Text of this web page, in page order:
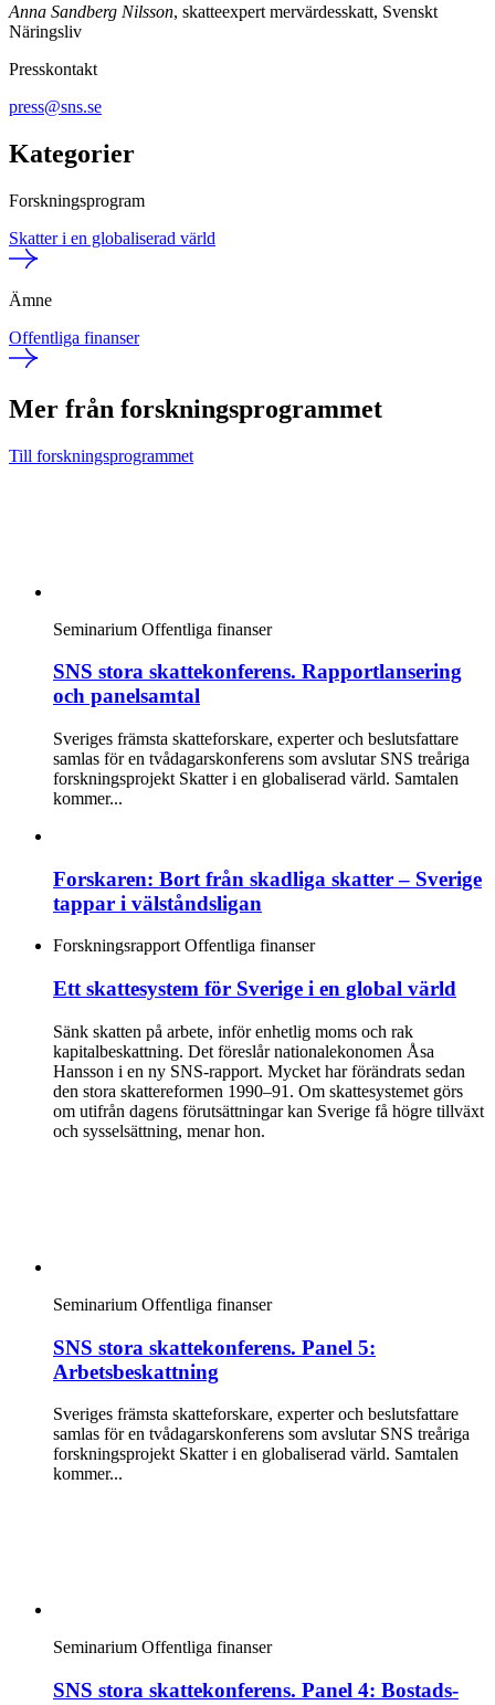
Anna Sandberg Nilsson, skatteexpert mervärdesskatt, Svenskt
Näringsliv
Presskontakt
press@sns.se
Kategorier
Forskningsprogram
Skatter i en globaliserad värld
Ämne
Offentliga finanser
Mer från forskningsprogrammet
Till forskningsprogrammet
Seminarium Offentliga finanser
SNS stora skattekonferens. Rapportlansering
och panelsamtal
Sveriges främsta skatteforskare, experter och beslutsfattare
samlas för en tvådagarskonferens som avslutar SNS treåriga
forskningsprojekt Skatter i en globaliserad värld. Samtalen
kommer...
Forskaren: Bort från skadliga skatter – Sverige
tappar i välståndsligan
Forskningsrapport Offentliga finanser
Ett skattesystem för Sverige i en global värld
Sänk skatten på arbete, inför enhetlig moms och rak
kapitalbeskattning. Det föreslår nationalekonomen Åsa
Hansson i en ny SNS-rapport. Mycket har förändrats sedan
den stora skattereformen 1990–91. Om skattesystemet görs
om utifrån dagens förutsättningar kan Sverige få högre tillväxt
och sysselsättning, menar hon.
Seminarium Offentliga finanser
SNS stora skattekonferens. Panel 5:
Arbetsbeskattning
Sveriges främsta skatteforskare, experter och beslutsfattare
samlas för en tvådagarskonferens som avslutar SNS treåriga
forskningsprojekt Skatter i en globaliserad värld. Samtalen
kommer...
Seminarium Offentliga finanser
SNS stora skattekonferens. Panel 4: Bostads-